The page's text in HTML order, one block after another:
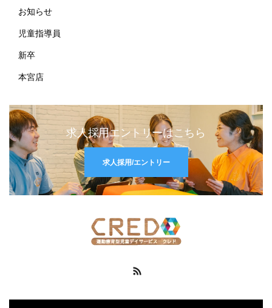
お知らせ
児童指導員
新卒
本宮店
求人採用エントリーはこちら
求人採用/エントリー